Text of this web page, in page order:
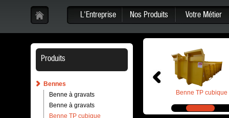
L'Entreprise Nos Produits Votre Métier
Produits
Bennes
Benne à gravats
Benne à gravats
Benne TP cubique
Benne à gravats Benne TP cubique